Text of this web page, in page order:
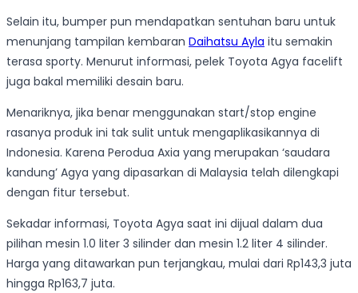
Selain itu, bumper pun mendapatkan sentuhan baru untuk
menunjang tampilan kembaran Daihatsu Ayla itu semakin
terasa sporty. Menurut informasi, pelek Toyota Agya facelift
juga bakal memiliki desain baru.
Menariknya, jika benar menggunakan start/stop engine
rasanya produk ini tak sulit untuk mengaplikasikannya di
Indonesia. Karena Perodua Axia yang merupakan ‘saudara
kandung’ Agya yang dipasarkan di Malaysia telah dilengkapi
dengan fitur tersebut.
Sekadar informasi, Toyota Agya saat ini dijual dalam dua
pilihan mesin 1.0 liter 3 silinder dan mesin 1.2 liter 4 silinder.
Harga yang ditawarkan pun terjangkau, mulai dari Rp143,3 juta
hingga Rp163,7 juta.